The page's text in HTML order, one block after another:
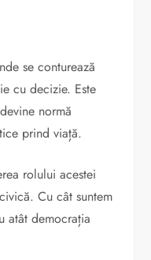
se conturează
cu decizie. Este
normă
prind viață.
rolului acestei
Cu cât suntem
atât democrația